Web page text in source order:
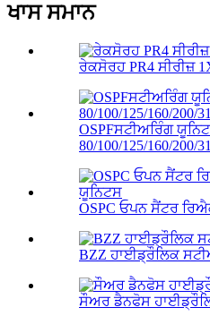
ਖਾਸ ਸਮਾਨ
ਰੇਕਸੋਰਹ PR4 ਸੀਰੀਜ਼
OSPFਸਟੀਅਰਿੰਗ ਯੂਨਿਟ
80/100/125/160/200/
OSPC ਓਪਨ ਸੈਂਟਰ
BZZ ਹਾਈਡ੍ਰੌਲਿਕ
ਸੌਅਰ ਡੈਨਫੋਸ